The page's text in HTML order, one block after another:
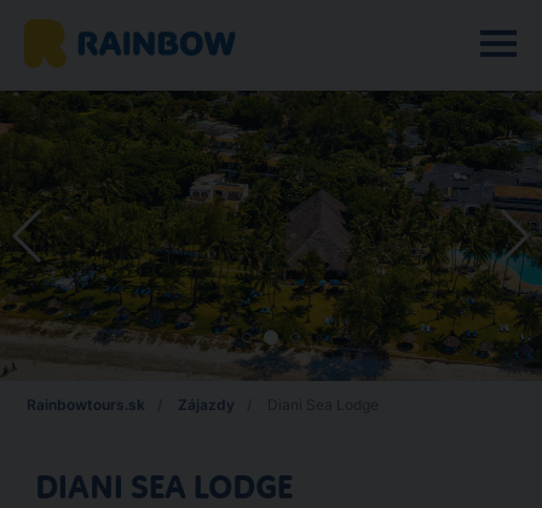
Rainbowtours.sk Zájazdy
DIANI SEA LODGE